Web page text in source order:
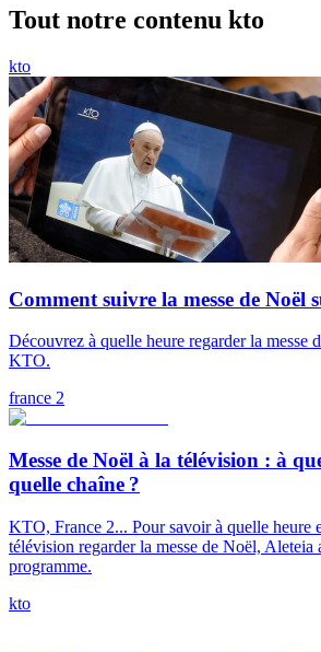
Tout notre contenu kto
kto
Comment suivre la messe de Noël
Découvrez à quelle heure regarder la messe
KTO.
france 2
Messe de Noël à la télévision : à
quelle chaîne ?
KTO, France 2... Pour savoir à quelle heure
télévision regarder la messe de Noël, Aleteia
programme.
kto